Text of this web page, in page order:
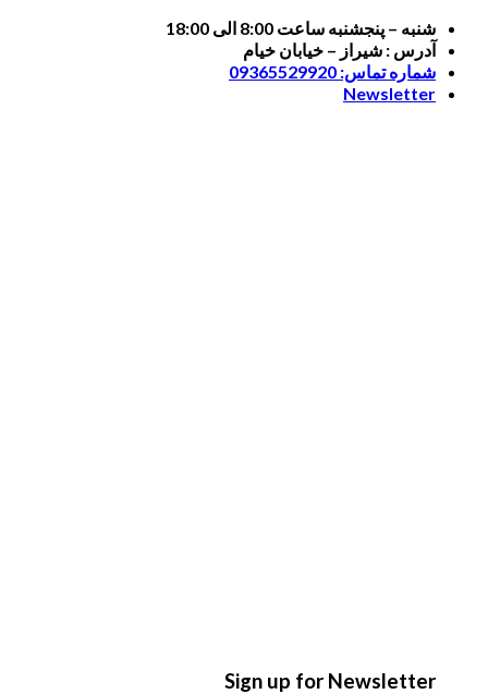
Skip
content
شنبه – پنجشنبه ساعت 8:00 الی 18:00
آدرس : شیراز – خیابان خیام
شماره تماس: 09365529920
Newsletter
Sign up for Newsletter